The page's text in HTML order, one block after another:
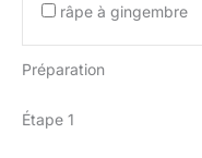
râpe à gingembre
Préparation
Étape 1